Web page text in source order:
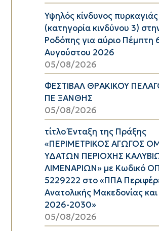
Υψηλός κίνδυνος πυρκαγιάς
(κατηγορία κινδύνου 3)
Ροδόπης για αύριο Πέμπτη
Αυγούστου 2026
05/08/2026
ΦΕΣΤΙΒΑΛ ΘΡΑΚΙΚΟΥ
ΠΕ ΞΑΝΘΗΣ
05/08/2026
τίτλο Ένταξη της Πράξης
«ΠΕΡΙΜΕΤΡΙΚΟΣ ΑΓΩΓΟΣ
ΥΔΑΤΩΝ ΠΕΡΙΟΧΗΣ
ΛΙΜΕΝΑΡΙΩΝ» με Κωδικό
5229222 στο «ΠΠΑ
Ανατολικής Μακεδονίας
2026-2030»
05/08/2026